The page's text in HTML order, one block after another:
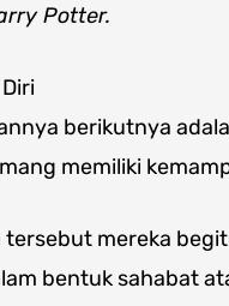
Potter.
berikutnya
memiliki
mereka
bentuk sahabat